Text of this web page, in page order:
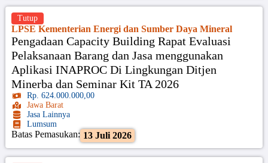
LPSE Kementerian Energi dan Sumber Daya Mineral
Pengadaan Capacity Building Rapat Evaluasi
Pelaksanaan Barang dan Jasa menggunakan
Aplikasi INAPROC Di Lingkungan Ditjen
Minerba dan Seminar Kit TA 2026
Rp. 624.000.000,00
Jawa Barat
Jasa Lainnya
Lumsum
Batas Pemasukan: 13 Juli 2026
Tutup